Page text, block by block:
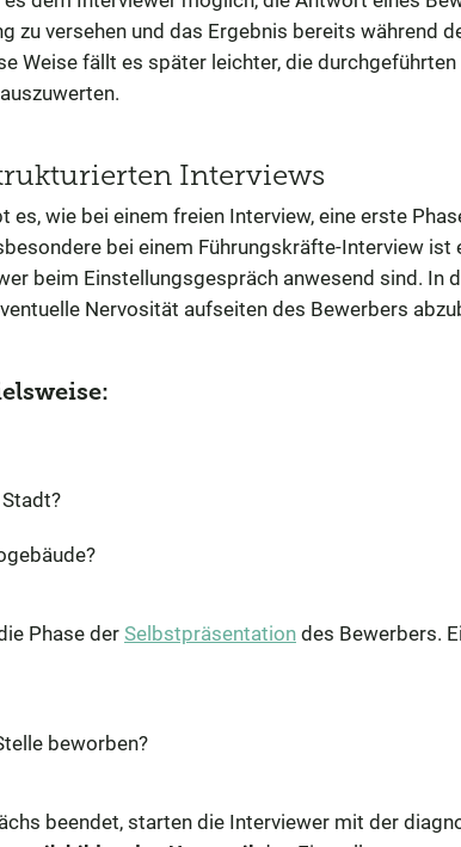
zu versehen und das Ergebnis bereits während
Weise fällt es später leichter, die durchgeführten
Interviews
wie bei einem freien Interview, eine erste
bei einem Führungskräfte-Interview ist
beim Einstellungsgespräch anwesend sind. In
Nervosität aufseiten des Bewerbers
Phase derSelbstpräsentation des Bewerbers.
beworben?
beendet, starten die Interviewer mit der